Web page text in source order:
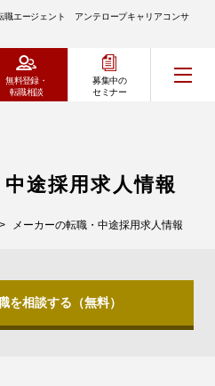
職エージェント アンテロープキャリアコンサ
無料登録・
転職相談
募集中の
セミナー
途採用求人情報
メーカーの転職・中途採用求人情報
を相談する（無料）